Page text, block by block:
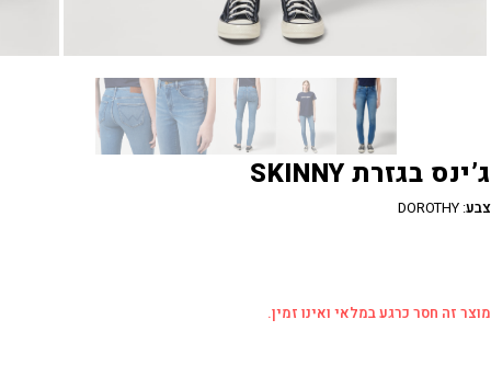
ג’ינס בגזרת SKINNY
צבע:
DOROTHY
מוצר זה חסר כרגע במלאי ואינו זמין.